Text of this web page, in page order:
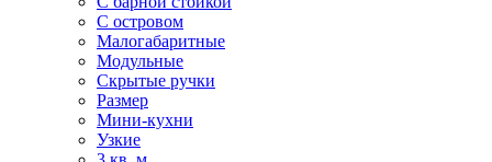
С островом
Малогабаритные
Модульные
Скрытые ручки
Размер
Мини-кухни
Узкие